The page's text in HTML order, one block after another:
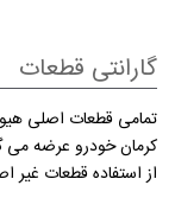
گارانتی قطعات
تمامی قطعات اصلی
کرمان خودرو عرضه می‌
از استفاده قطعات غیر